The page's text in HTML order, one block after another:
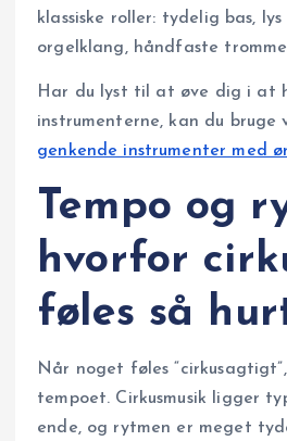
klassiske roller: tydelig bas, lys
orgelklang, håndfaste
Har du lyst til at øve dig i at
instrumenterne, kan du bruge
genkende instrumenter med
Tempo og
hvorfor
føles så
Når noget føles
tempoet. Cirkusmusik ligger
ende, og rytmen er meget